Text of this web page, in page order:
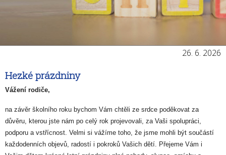
Fotogalerie
Sovičky
Datlíci
Drozdíci
Sýkorky
Vlaštovky
26. 6. 2026
Hezké prázdniny
Vážení rodiče,
na závěr školního roku bychom Vám chtěli ze srdce poděkovat za
důvěru, kterou jste nám po celý rok projevovali, za Vaši spolupráci,
podporu a vstřícnost. Velmi si vážíme toho, že jsme mohli být součástí
každodenních objevů, radostí i pokroků Vašich dětí. Přejeme Vám i